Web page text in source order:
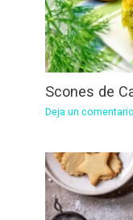
Scones de
Deja un comentario